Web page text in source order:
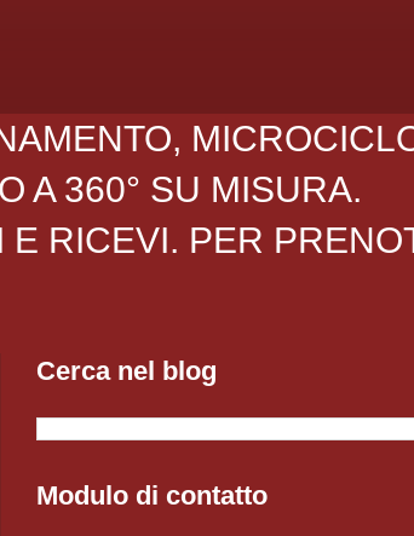
A 360° SU MISURA.
RICEVI. PER
Cerca nel blog
Modulo di contatto